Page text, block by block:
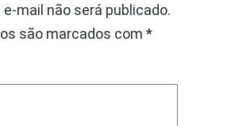
mail não será publicado.
são marcados com *